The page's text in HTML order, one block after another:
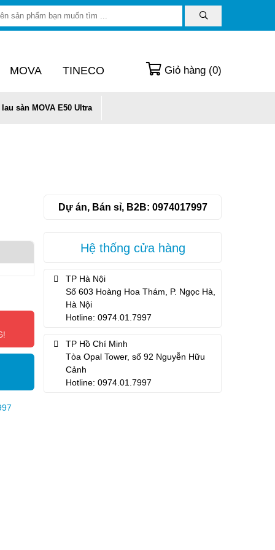
MOVA TINECO Giỏ hàng (0)
sàn MOVA E50 Ultra
Dự án, Bán sỉ, B2B: 0974017997
Hệ thống cửa hàng
TP Hà Nội
Số 603 Hoàng Hoa Thám, P. Ngọc Hà,
Hà Nội
Hotline: 0974.01.7997
TP Hồ Chí Minh
Tòa Opal Tower, số 92 Nguyễn Hữu
Cảnh
Hotline: 0974.01.7997